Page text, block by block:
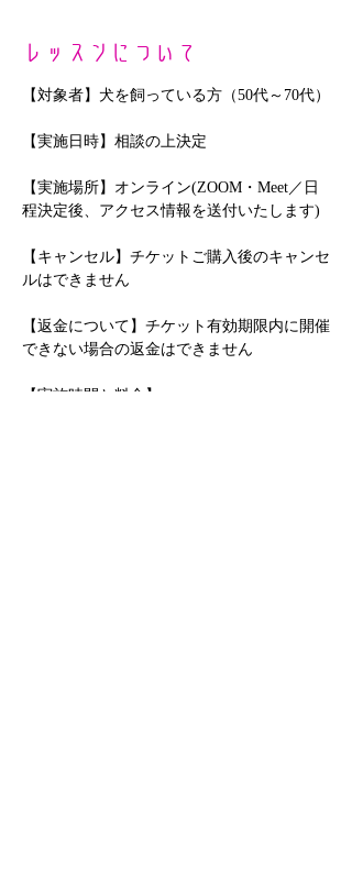
レッスンについて
【対象者】犬を飼っている方（50代～70代）
【実施日時】相談の上決定
【実施場所】オンライン(ZOOM・Meet／日
程決定後、アクセス情報を送付いたします)
【キャンセル】チケットご購入後のキャンセ
ルはできません
【返金について】チケット有効期限内に開催
できない場合の返金はできません
【実施時間と料金】